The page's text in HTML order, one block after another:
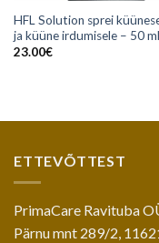
HFL Solution sprei
ja küüne irdumisele – 50 ml
23.00€
ETTEVÕTTEST
PrimaCare Ravituba
Pärnu mnt 289/2,